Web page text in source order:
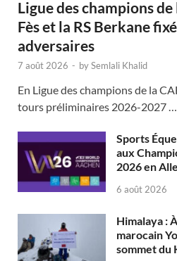
Ligue des champions de
Fès et la RS Berkane
adversaires
7 août 2026 - bySemlali Khalid
En Ligue des champions de la
tours préliminaires 2026-2027 …
Sports
aux
2026 en
6 août 2026
Himalaya :
marocain
sommet du